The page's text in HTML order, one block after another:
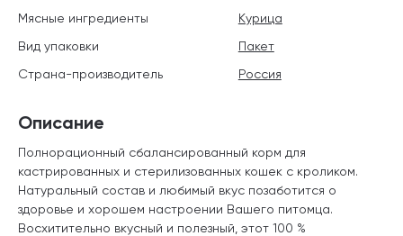
Описание
Полнорационный сбалансированный корм для
кастрированных и стерилизованных кошек с кроликом.
Натуральный состав и любимый вкус позаботится о
здоровье и хорошем настроении Вашего питомца.
Восхитительно вкусный и полезный, этот 100 %
Мясные ингредиенты
Курица
Вид упаковки
Пакет
Страна-производитель
Россия